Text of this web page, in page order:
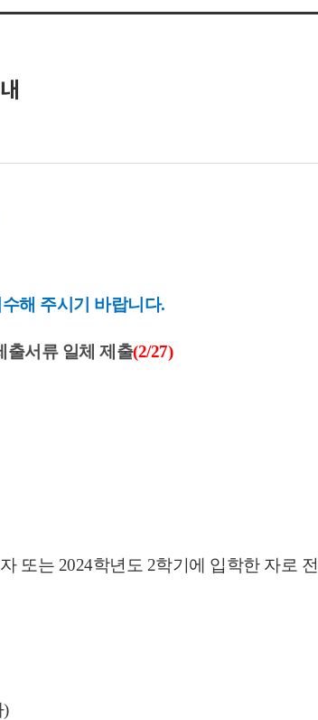
해 주시기 바랍니다.
출서류 일체 제출(2/27)
또는 2024학년도 2학기에 입학한 자로